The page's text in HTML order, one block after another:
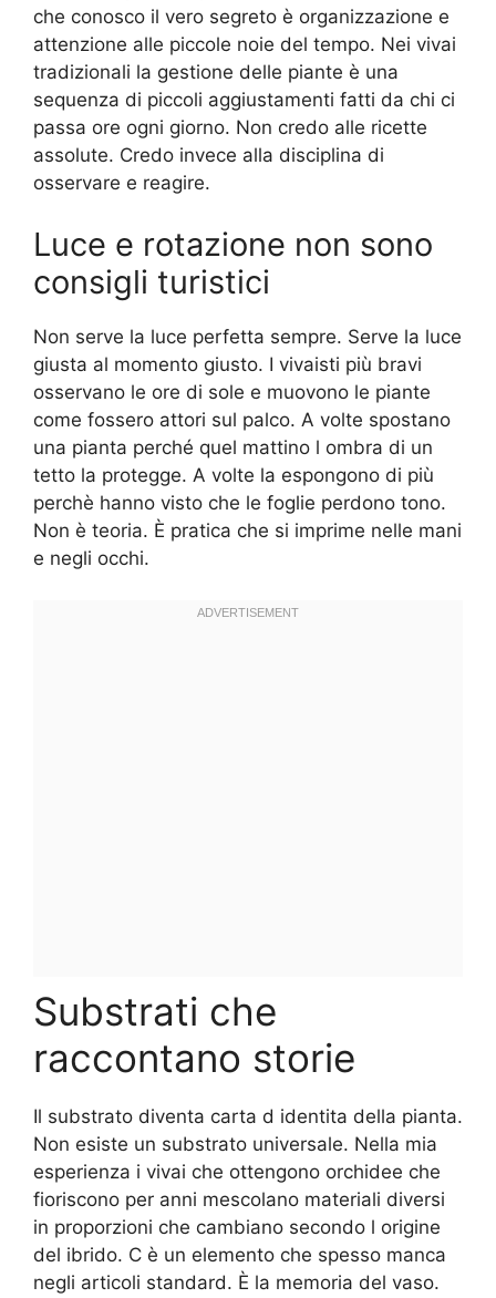
che conosco il vero segreto è organizzazione e
attenzione alle piccole noie del tempo. Nei vivai
tradizionali la gestione delle piante è una
sequenza di piccoli aggiustamenti fatti da chi ci
passa ore ogni giorno. Non credo alle ricette
assolute. Credo invece alla disciplina di
osservare e reagire.
Luce e rotazione non sono
consigli turistici
Non serve la luce perfetta sempre. Serve la luce
giusta al momento giusto. I vivaisti più bravi
osservano le ore di sole e muovono le piante
come fossero attori sul palco. A volte spostano
una pianta perché quel mattino l ombra di un
tetto la protegge. A volte la espongono di più
perchè hanno visto che le foglie perdono tono.
Non è teoria. È pratica che si imprime nelle mani
e negli occhi.
Substrati che
raccontano storie
Il substrato diventa carta d identita della pianta.
Non esiste un substrato universale. Nella mia
esperienza i vivai che ottengono orchidee che
fioriscono per anni mescolano materiali diversi
in proporzioni che cambiano secondo l origine
del ibrido. C è un elemento che spesso manca
negli articoli standard. È la memoria del vaso.